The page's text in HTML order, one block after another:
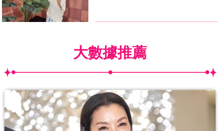
大數據推薦